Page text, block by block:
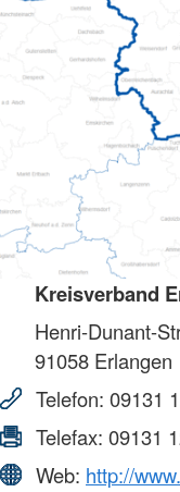
Kreisverband
Henri-Dunant-
91058 Erlangen
Telefon: 09131
Telefax: 09131
Web: http://